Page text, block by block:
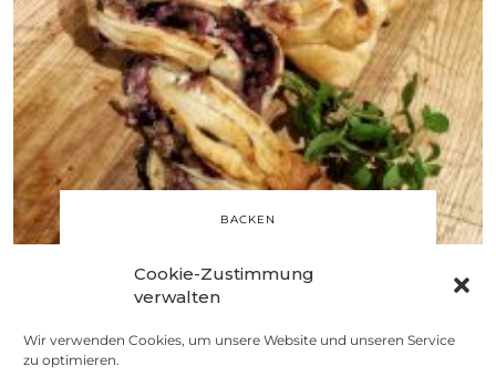
Cookie-Zustimmung
verwalten
Wir verwenden Cookies, um unsere Website und unseren Service
zu optimieren.
BACKEN
Flammkuchen –
Werbung